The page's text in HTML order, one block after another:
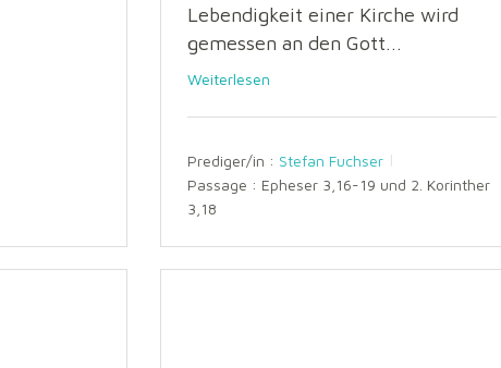
Lebendigkeit einer Kirche wird
gemessen an den Gott...
Weiterlesen
Prediger/in : Stefan Fuchser
Passage : Epheser 3,16-19 und 2. Korinther
3,18